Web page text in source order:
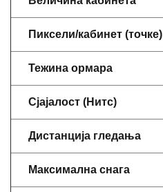
Пиксели/кабинет (точке)
Тежина ормара
Сјајалост (Нитс)
Дистанција гледања
Максимална снага